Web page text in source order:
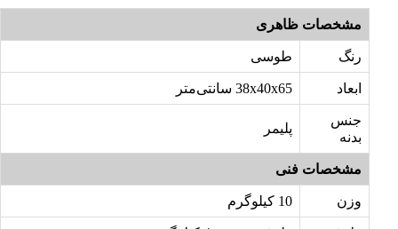
مشخصات ظاهری
رنگ طوسی
ابعاد 38x40x65 سانتی‌متر
جنس
بدنه
پلیمر
مشخصات فنی
وزن 10 کیلوگرم